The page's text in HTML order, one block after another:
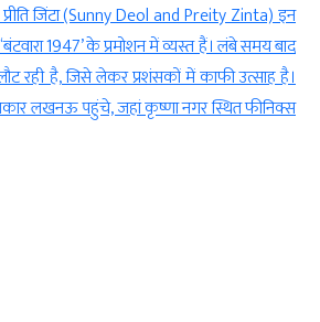
बॉलीवुड(Bollywood’s) की बहुप्रतीक्षित
शामिल रणबीर कपूर स्टारर रामायण (Ramayan)को
बढ़ता जा रहा है। फिल्म का ट्रेलर रिलीज होने
(social media)पर इसकी जबरदस्त चर्चा है। फिल्म